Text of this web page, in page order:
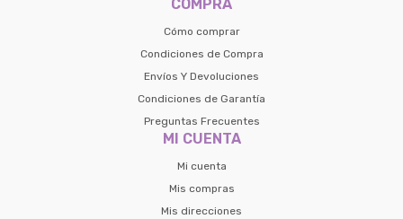
COMPRA
Cómo comprar
Condiciones de Compra
Envíos Y Devoluciones
Condiciones de Garantía
Preguntas Frecuentes
MI CUENTA
Mi cuenta
Mis compras
Mis direcciones